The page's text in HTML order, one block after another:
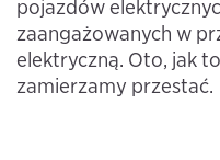
pojazdów
zaangażowanych w
elektryczną. Oto, jak
zamierzamy przestać.